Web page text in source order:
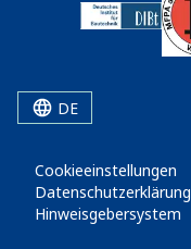
DE
Cookieeinstellungen
Datenschutzerklärung
Hinweisgebersystem